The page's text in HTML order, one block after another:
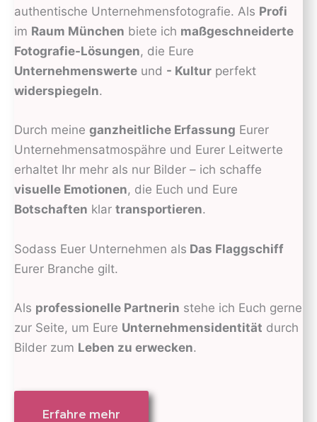
authentische Unternehmensfotografie. Als Profi
im Raum München biete ich maßgeschneiderte
Fotografie-Lösungen, die Eure
Unternehmenswerte und - Kultur perfekt
widerspiegeln.
Durch meine ganzheitliche Erfassung Eurer
Unternehmensatmospähre und Eurer Leitwerte
erhaltet Ihr mehr als nur Bilder – ich schaffe
visuelle Emotionen, die Euch und Eure
Botschaften klar transportieren.
Sodass Euer Unternehmen als Das Flaggschiff
Eurer Branche gilt.
Als professionelle Partnerin stehe ich Euch gerne
zur Seite, um Eure Unternehmensidentität durch
Bilder zum Leben zu erwecken.
Erfahre mehr